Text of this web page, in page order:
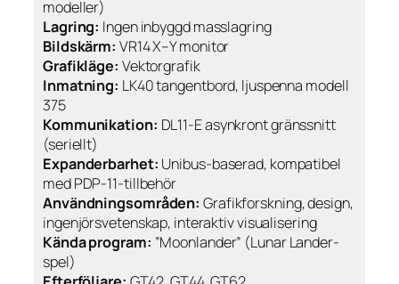
modeller)
Lagring: Ingen inbyggd masslagring
Bildskärm: VR14 X–Y monitor
Grafikläge: Vektorgrafik
Inmatning: LK40 tangentbord, ljuspenna modell
375
Kommunikation: DL11-E asynkront gränssnitt
(seriellt)
Expanderbarhet: Unibus-baserad, kompatibel
med PDP-11-tillbehör
Användningsområden: Grafikforskning, design,
ingenjörsvetenskap, interaktiv visualisering
Kända program: ”Moonlander” (Lunar Lander-
spel)